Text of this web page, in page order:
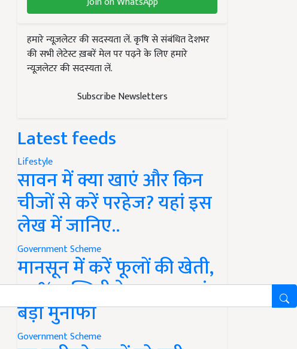
हमारे न्यूज़लेटर की सदस्यता लें. कृषि से संबंधित देशभर
की सभी लेटेस्ट ख़बरें मेल पर पढ़ने के लिए हमारे
न्यूज़लेटर की सदस्यता लें.
Subscribe Newsletters
Latest feeds
Lifestyle
सावन में क्या खाएं और किन
चीजों से करें परहेज? यहां इस
लेख में जानिए..
Government Scheme
मानसून में करें फूलों की खेती,
50% सब्सिडी के साथ कमाएं
बड़ा मुनाफा
Government Scheme